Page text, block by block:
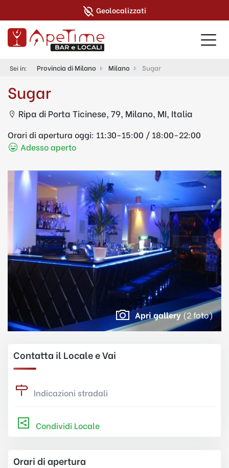
Geolocalizzati
Sei in: Provincia di Milano Milano Sugar
Sugar
Ripa di Porta Ticinese, 79, Milano, MI, Italia
Orari di apertura oggi: 11:30-15:00 / 18:00-22:00
Adesso aperto
Apri gallery(2 foto)
Contatta il Locale e Vai
Indicazioni stradali
Condividi Locale
Orari di apertura